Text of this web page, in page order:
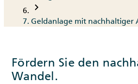
chevron_right
Geldanlage mit nachhaltiger
Fördern Sie den
Wandel.